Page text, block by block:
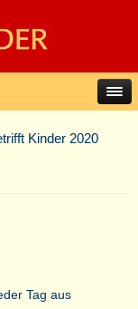
Kinder 2020
Tag aus